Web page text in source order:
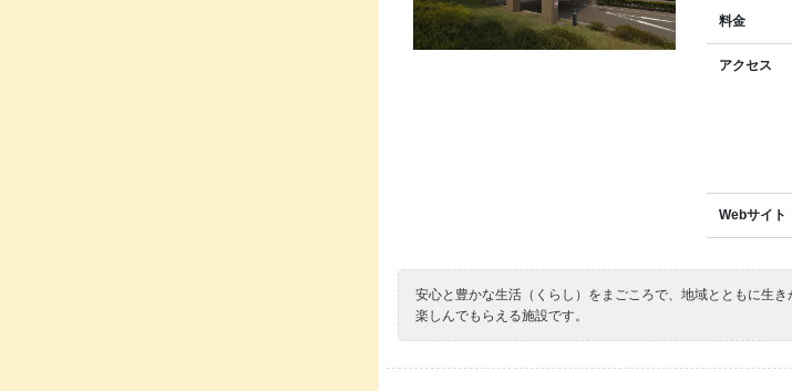
料金
アクセス
Webサイト
安心と豊かな生活（くらし）をまごころで、地域とともに生
楽しんでもらえる施設です。